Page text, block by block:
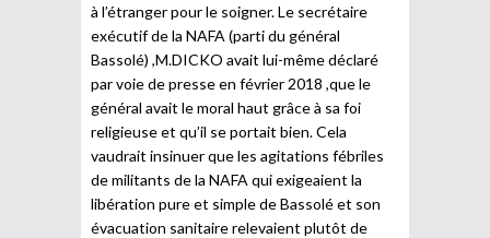
à l’étranger pour le soigner. Le secrétaire
exécutif de la NAFA (parti du général
Bassolé) ,M.DICKO avait lui-même déclaré
par voie de presse en février 2018 ,que le
général avait le moral haut grâce à sa foi
religieuse et qu’il se portait bien. Cela
vaudrait insinuer que les agitations fébriles
de militants de la NAFA qui exigeaient la
libération pure et simple de Bassolé et son
évacuation sanitaire relevaient plutôt de